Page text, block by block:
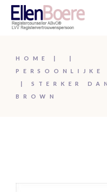
Skip
content
HOME
STERKER
BROWN